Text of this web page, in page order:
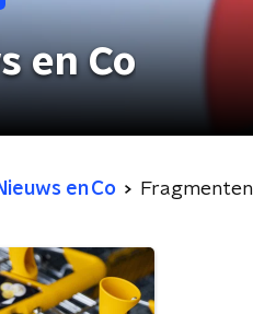
en Co
en Co Fragmenten